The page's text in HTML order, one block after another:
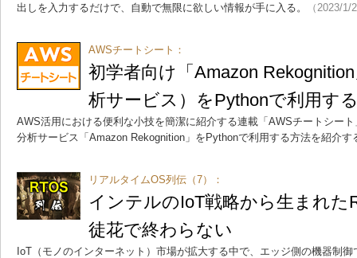
出しを入力するだけで、自動で無限に欲しい情報が手に入る。
（2023/1/
AWSチートシート：
初学者向け「Amazon
析サービス）をPythonで利用す
AWS活用における便利な小技を簡潔に紹介する連載「AWSチートシー
分析サービス「Amazon Rekognition」をPythonで利用する方法を紹介す
リアルタイムOS列伝（7）：
インテルのIoT戦略から生まれた
徒花で終わらない
IoT（モノのインターネット）市場が拡大する中で、エッジ側の機器制